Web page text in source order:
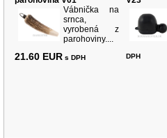
Vábnička na
srnca,
vyrobená z
parohoviny....
21.60 EUR s DPH
DPH